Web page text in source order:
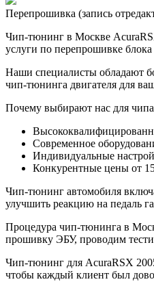
Перепрошивка (запись
Чип-тюнинг в Москве
услуги по перепрошивке
Наши специалисты обладают
чип-тюнинга двигателя для
Почему выбирают нас для
Современное
Индивидуальные
Конкурентные цены от
Чип-тюнинг автомобиля
улучшить реакцию на педаль
Процедура чип-тюнинга в
прошивку ЭБУ, проводим
Чип-тюнинг для AcuraRSX
чтобы каждый клиент был